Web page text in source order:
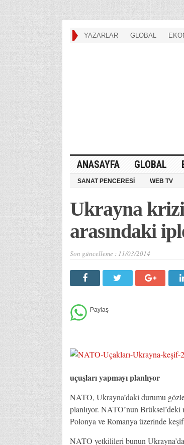
YAZARLAR GLOBAL
ANASAYFA GLOBAL
SANAT PENCERESİ WEB TV
Ukrayna
arasındaki
Son güncelleme : 11/03/2014
uçuşları yapmayı planlıyor
NATO, Ukrayna’daki durumu
planlıyor. NATO’nun
Polonya ve Romanya üzerinde
NATO yetkilileri bunun